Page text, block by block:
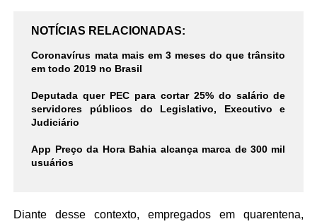
NOTÍCIAS RELACIONADAS
Coronavírus mata mais em 3 meses do que trânsito
em todo 2019 no Brasil
Deputada quer PEC para cortar 25% do salário de
servidores públicos do Legislativo, Executivo e
Judiciário
App Preço da Hora Bahia alcança marca de 300 mil
usuários
Diante desse contexto, empregados em quarentena,